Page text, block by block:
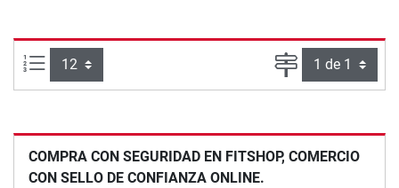
Artículos por página: Página
COMPRA CON SEGURIDAD EN FITSHOP, COMERCIO
CON SELLO DE CONFIANZA ONLINE.